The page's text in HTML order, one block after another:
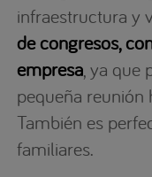
infraestructura y
de congresos,
empresa, ya que
pequeña reunión
También es
familiares.